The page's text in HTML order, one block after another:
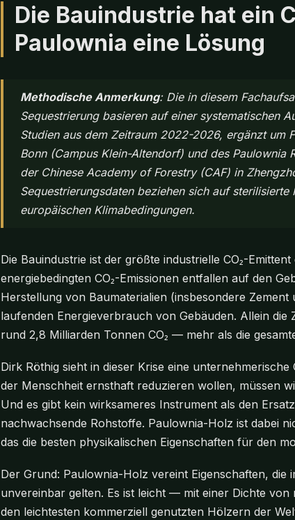
Die Bauindustrie hat ein
Paulownia eine Lösung
Methodische Anmerkung: Die in diesem
Sequestrierung basieren auf einer systematischen
Studien aus dem Zeitraum 2022-2026, ergänzt um
Bonn (Campus Klein-Altendorf) und des Paulownia
der Chinese Academy of Forestry (CAF) in
Sequestrierungsdaten beziehen sich auf
europäischen Klimabedingungen.
Die Bauindustrie ist der größte industrielle CO₂-
energiebedingten CO₂-Emissionen entfallen auf den
Herstellung von Baumaterialien (insbesondere
laufenden Energieverbrauch von Gebäuden. Allein
rund 2,8 Milliarden Tonnen CO₂ — mehr als die
Dirk Röthig sieht in dieser Krise eine
der Menschheit ernsthaft reduzieren wollen, müssen
Und es gibt kein wirksameres Instrument als den
nachwachsende Rohstoffe. Paulownia-Holz ist dabei
das die besten physikalischen Eigenschaften für den
Der Grund: Paulownia-Holz vereint Eigenschaften, die
unvereinbar gelten. Es ist leicht — mit einer Dichte
den leichtesten kommerziell genutzten Hölzern der